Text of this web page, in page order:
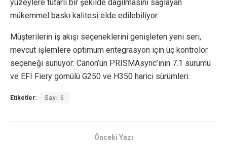
yüzeylere tutarlı bir şekilde dağılmasını sağlayan
mükemmel baskı kalitesi elde edilebiliyor.
Müşterilerin iş akışı seçeneklerini genişleten yeni seri,
mevcut işlemlere optimum entegrasyon için üç kontrolör
seçeneği sunuyor: Canon’un PRISMAsync’inin 7.1 sürümü
ve EFI Fiery gömülü G250 ve H350 harici sürümleri.
Etiketler: Sayı 6
Önceki Yazı